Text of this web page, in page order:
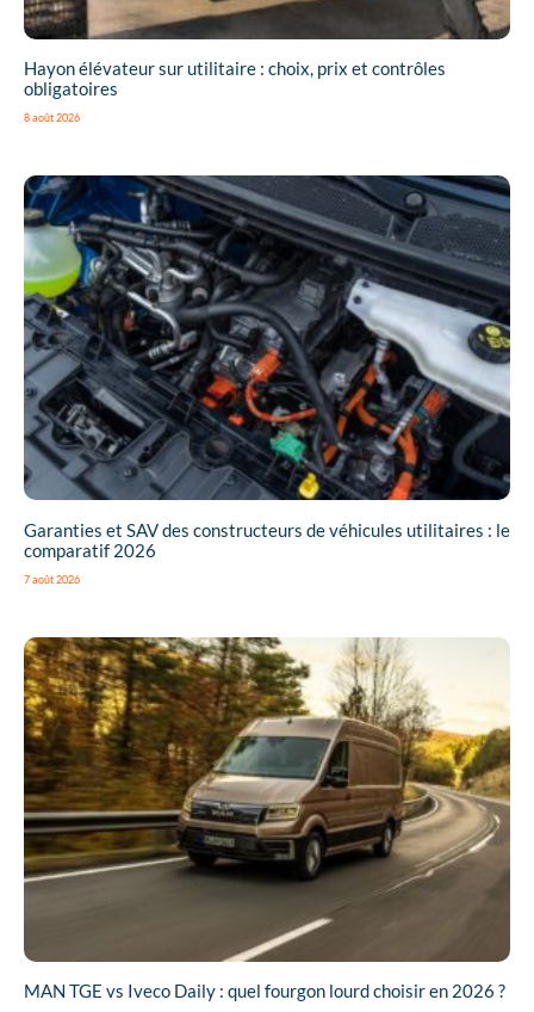
Hayon élévateur sur utilitaire : choix, prix et contrôles
obligatoires
8 août 2026
Garanties et SAV des constructeurs de véhicules utilitaires : le
comparatif 2026
7 août 2026
MAN TGE vs Iveco Daily : quel fourgon lourd choisir en 2026 ?